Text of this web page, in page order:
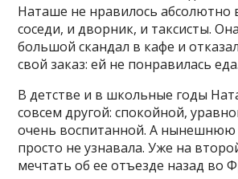
Наташе не нравилось абсолютно
соседи, и дворник, и таксисты.
большой скандал в кафе и
свой заказ: ей не понравилась еда.
В детстве и в школьные годы
совсем другой: спокойной,
очень воспитанной. А нынешнюю
просто не узнавала. Уже на
мечтать об ее отъезде назад во